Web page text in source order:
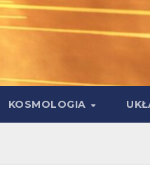
KOSMOLOGIA